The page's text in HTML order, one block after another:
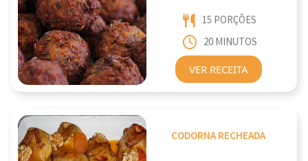
15 PORÇÕES
20 MINUTOS
VER RECEITA
CODORNA RECHEADA